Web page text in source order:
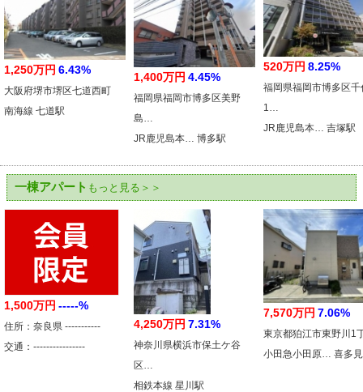
1,250万円 6.43%
大阪府堺市堺区七道西町
南海線 七道駅
1,400万円 4.45%
福岡県福岡市博多区美野
島…
JR鹿児島本… 博多駅
520万円 8.25%
福岡県福岡市博多区千
1…
JR鹿児島本… 吉塚駅
一棟アパート もっと見る＞＞
1,500万円 -----%
住所：奈良県 -----------
交通：----------------
4,250万円 7.31%
神奈川県横浜市保土ケ谷
区…
相鉄本線 星川駅
7,570万円 7.06%
東京都狛江市東野川1
小田急小田原… 喜多